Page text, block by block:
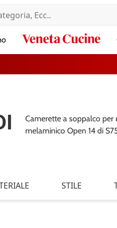
Camerette a soppalco per
melaminico Open 14 di
STILE